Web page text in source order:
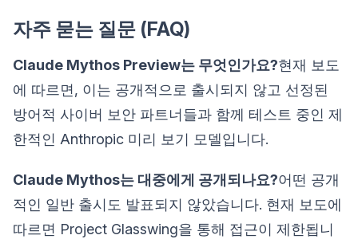
자주 묻는 질문 (FAQ)
Claude Mythos Preview는 무엇인가요?현재 보도
에 따르면, 이는 공개적으로 출시되지 않고 선정된
방어적 사이버 보안 파트너들과 함께 테스트 중인 제
한적인 Anthropic 미리 보기 모델입니다.
Claude Mythos는 대중에게 공개되나요?어떤 공개
적인 일반 출시도 발표되지 않았습니다. 현재 보도에
따르면 Project Glasswing을 통해 접근이 제한됩니